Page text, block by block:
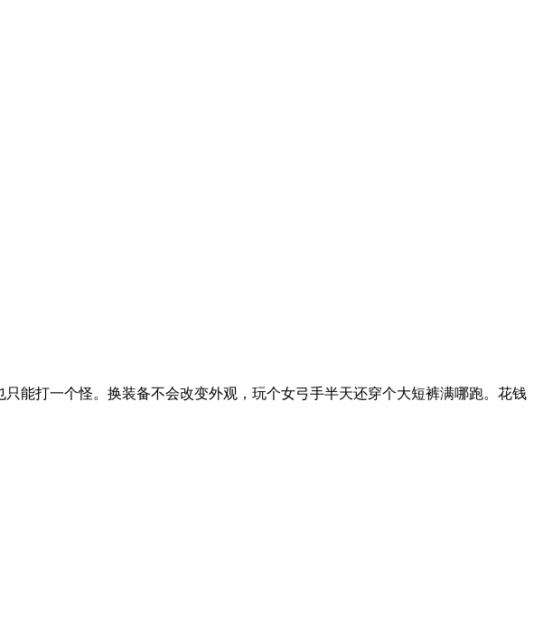
能打一个怪。换装备不会改变外观，玩个女弓手半天还穿个大短裤满哪跑。花钱